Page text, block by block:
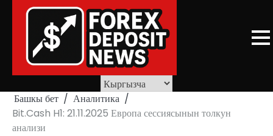
Башкы бет
Аналитика
Bit.Cash H1: 21.11.2025 Европа сессиясынын толкун
анализи